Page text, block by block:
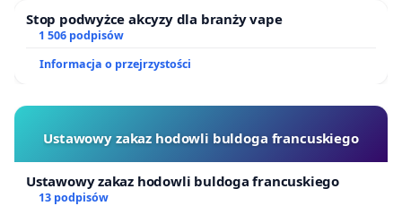
Stop podwyżce akcyzy dla branży vape
1 506 podpisów
Informacja o przejrzystości
Ustawowy zakaz hodowli buldoga francuskiego
Ustawowy zakaz hodowli buldoga francuskiego
13 podpisów